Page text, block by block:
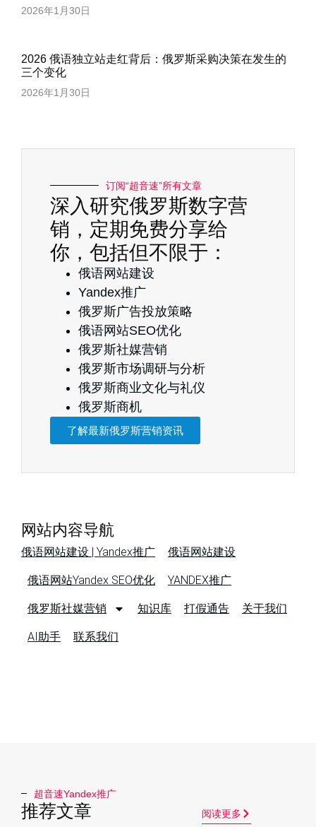
2026年1月30日
2026 俄语独立站走红背后：俄罗斯采购决策在发生的
三个变化
2026年1月30日
订阅“超音速”所有文章
深入研究俄罗斯数字营
销，定期免费分享给
你，包括但不限于：
俄语网站建设
Yandex推广
俄罗斯广告投放策略
俄语网站SEO优化
俄罗斯社媒营销
俄罗斯市场调研与分析
俄罗斯商业文化与礼仪
俄罗斯商机
了解最新俄罗斯营销资讯
网站内容导航
俄语网站建设 | Yandex推广 俄语网站建设
俄语网站Yandex SEO优化 YANDEX推广
俄罗斯社媒营销 知识库 打假通告 关于我们
AI助手 联系我们
超音速Yandex推广​
推荐文章 阅读更多